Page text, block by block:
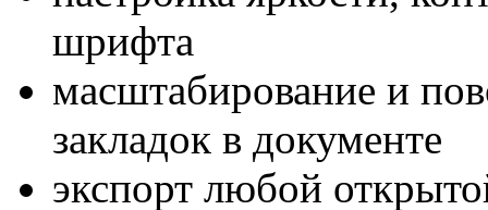
шрифта
масштабирование и
закладок в документе
экспорт любой